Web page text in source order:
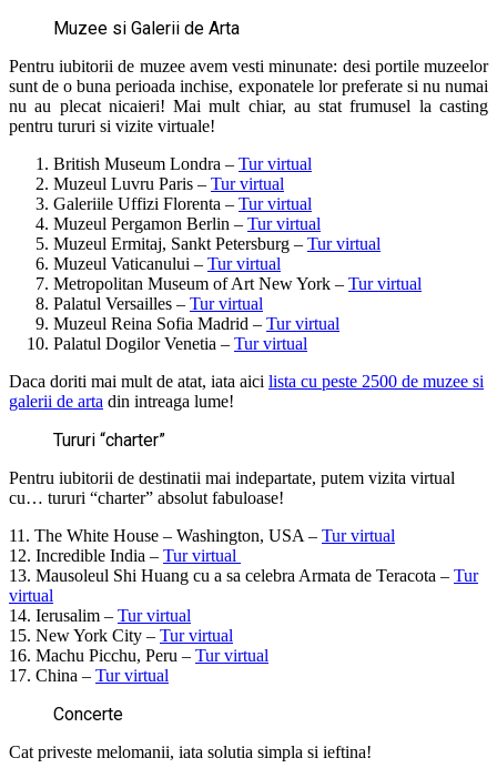
Muzee si Galerii de Arta
Pentru iubitorii de muzee avem vesti minunate: desi portile muzeelor
sunt de o buna perioada inchise, exponatele lor preferate si nu numai
nu au plecat nicaieri! Mai mult chiar, au stat frumusel la casting
pentru tururi si vizite virtuale!
British Museum Londra – Tur virtual
Muzeul Luvru Paris – Tur virtual
Galeriile Uffizi Florenta – Tur virtual
Muzeul Pergamon Berlin – Tur virtual
Muzeul Ermitaj, Sankt Petersburg – Tur virtual
Muzeul Vaticanului – Tur virtual
Metropolitan Museum of Art New York – Tur virtual
Palatul Versailles – Tur virtual
Muzeul Reina Sofia Madrid – Tur virtual
Palatul Dogilor Venetia – Tur virtual
Daca doriti mai mult de atat, iata aici lista cu peste 2500 de muzee si
galerii de arta din intreaga lume!
Tururi “charter”
Pentru iubitorii de destinatii mai indepartate, putem vizita virtual
cu… tururi “charter” absolut fabuloase!
11. The White House – Washington, USA – Tur virtual
12. Incredible India – Tur virtual
13. Mausoleul Shi Huang cu a sa celebra Armata de Teracota – Tur
virtual
14. Ierusalim – Tur virtual
15. New York City – Tur virtual
16. Machu Picchu, Peru – Tur virtual
17. China – Tur virtual
Concerte
Cat priveste melomanii, iata solutia simpla si ieftina!